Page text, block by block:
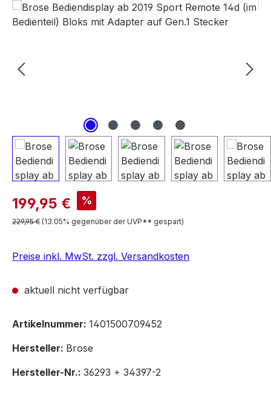
Bildergalerie überspringen
Verkaufspreis:
199,95 € %
Regulärer Preis:
229,95 € (13.05% gegenüber der UVP** gespart)
Preise inkl. MwSt. zzgl. Versandkosten
aktuell nicht verfügbar
Artikelnummer: 1401500709452
Hersteller: Brose
Hersteller-Nr.: 36293 + 34397-2